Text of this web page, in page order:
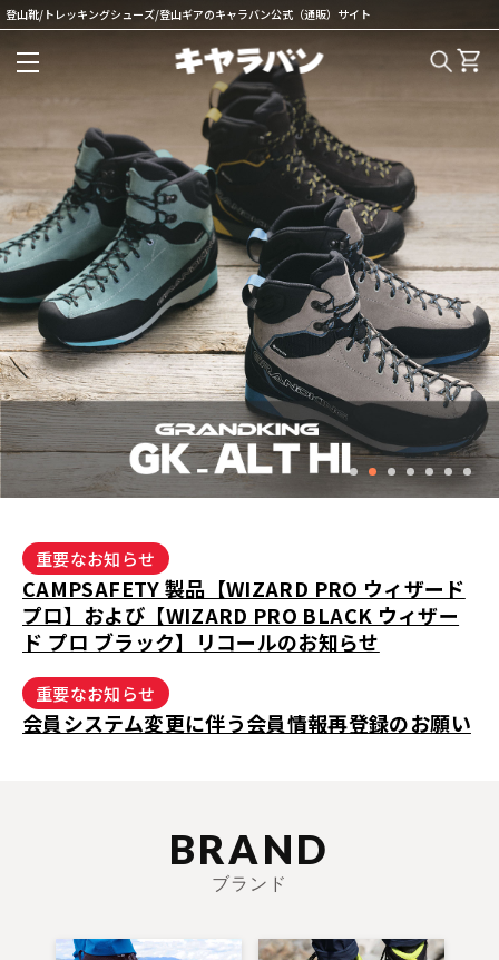
登山靴/トレッキングシューズ/登山ギアのキャラバン公式（通販）サイト
重要なお知らせ
CAMPSAFETY 製品【WIZARD PRO ウィザード
プロ】および【WIZARD PRO BLACK ウィザー
ド プロ ブラック】リコールのお知らせ
重要なお知らせ
会員システム変更に伴う会員情報再登録のお願い
BRAND
ブランド